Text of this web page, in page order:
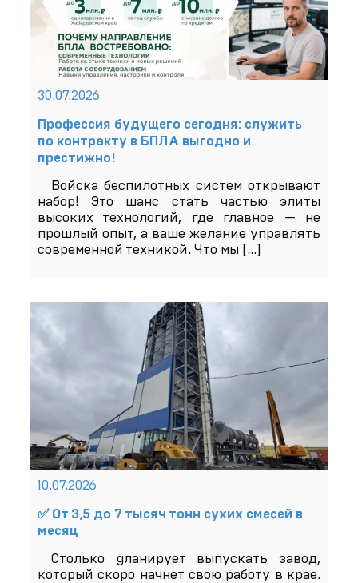
30.07.2026
Профессия будущего сегодня: служить
по контракту в БПЛА выгодно и
престижно!
Войска беспилотных систем открывают
набор! Это шанс стать частью элиты
высоких технологий, где главное — не
прошлый опыт, а ваше желание управлять
современной техникой. Что мы […]
10.07.2026
✅ От 3,5 до 7 тысяч тонн сухих смесей в
месяц
Столько gланирует выпускать завод,
который скоро начнет свою работу в крае.